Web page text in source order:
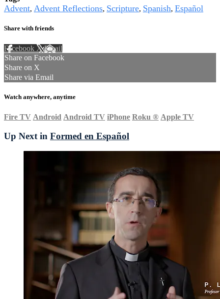
Advent, Advent Reflections, Scripture, Spanish, Español
Share with friends
Facebook XEmail
Share on Facebook
Share on X
Share via Email
Watch anywhere, anytime
Fire TV Android Android TV iPhone Roku ® Apple TV
Up Next in Formed en Español